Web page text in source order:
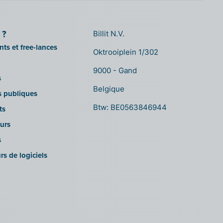
et free-lances
publiques
de logiciels
Billit N.V.
Oktrooiplein 1/302
9000 - Gand
Belgique
Btw: BE0563846944